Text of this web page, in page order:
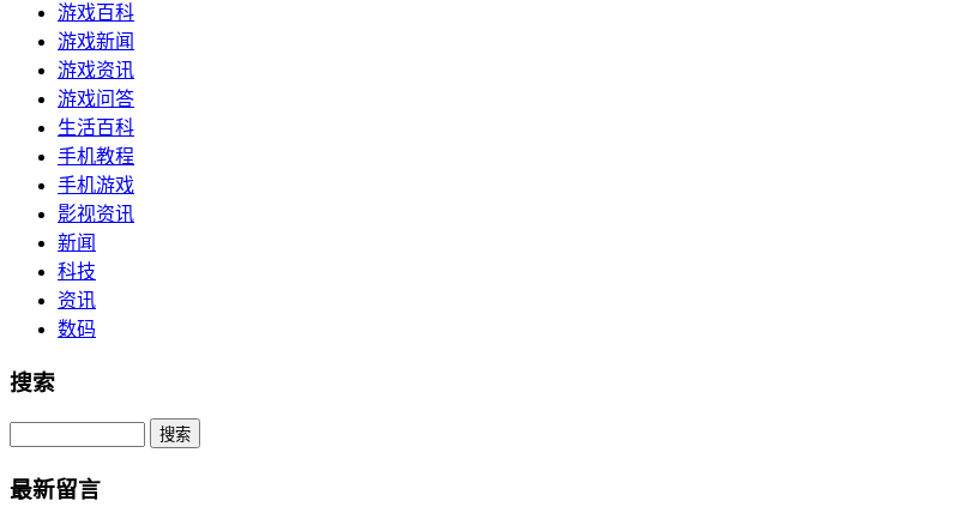
游戏百科
游戏新闻
游戏资讯
游戏问答
生活百科
手机教程
手机游戏
影视资讯
新闻
科技
资讯
数码
搜索
Search
最新留言